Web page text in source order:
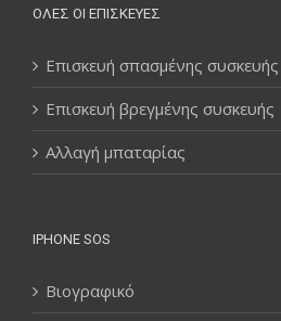
ΌΛΕΣ ΟΙ ΕΠΙΣΚΕΥΈΣ
Επισκευή σπασμένης συσκευής
Επισκευή βρεγμένης συσκευής
Αλλαγή μπαταρίας
IPHONE SOS
Βιογραφικό